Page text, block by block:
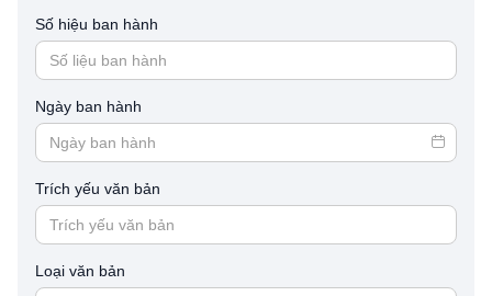
Số hiệu ban hành
Ngày ban hành
Trích yếu văn bản
Loại văn bản